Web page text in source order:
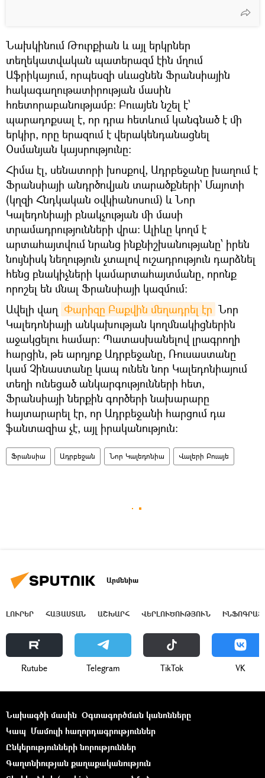
Նախկինում Թուրքիան և այլ երկրներ
տեղեկատվական պատերազմ էին մղում
Աֆրիկայում, որպեսզի սևացնեն Ֆրանսիային
հակագաղութատիրության մասին
հռետորաբանությամբ: Բուայեն նշել է՝
պարադոքսալ է, որ դրա հետևում կանգնած է մի
երկիր, որը երազում է վերակենդանացնել
Օսմանյան կայսրությունը։
Հիմա էլ, սենատորի խոսքով, Ադրբեջանը խաղում է
Ֆրանսիայի անդրծովյան տարածքների՝ Մայոտի
(կղզի Հնդկական օվկիանոսում) և Նոր
Կալեդոնիայի բնակչության մի մասի
տրամադրությունների վրա։ Ալիևը կողմ է
արտահայտվում նրանց ինքնիշխանությանը՝ իրեն
նույնիսկ նեղություն չտալով ուշադրություն դարձնել
հենց բնակիչների կամարտահայտմանը, որոնք
որոշել են մնալ Ֆրանսիայի կազմում։
Ավելի վաղ Փարիզը Բաքվին մեղադրել էր Նոր
Կալեդոնիայի անկախության կողմնակիցներին
աջակցելու համար: Պատասխանելով լրագրողի
հարցին, թե արդյոք Ադրբեջանը, Ռուսաստանը
կամ Չինաստանը կապ ունեն նոր Կալեդոնիայում
տեղի ունեցած անկարգությունների հետ,
Ֆրանսիայի ներքին գործերի նախարարը
հայտարարել էր, որ Ադրբեջանի հարցում դա
ֆանտազիա չէ, այլ իրականություն:
Ֆրանսիա Ադրբեջան Նոր Կալեդոնիա Վալերի Բուայե
Արմենիա
ԼՈՒՐԵՐ ՀԱՅԱՍՏԱՆ ԱՇԽԱՐՀ ՎԵՐԼՈՒԾՈՒԹՅՈՒՆ
Rutube Telegram ТikТоk VK
Նախագծի մասին Օգտագործման կանոնները
Կապ Մամուլի հաղորդագրություններ
Ընկերությունների նորություններ
Գաղտնիության քաղաքականություն